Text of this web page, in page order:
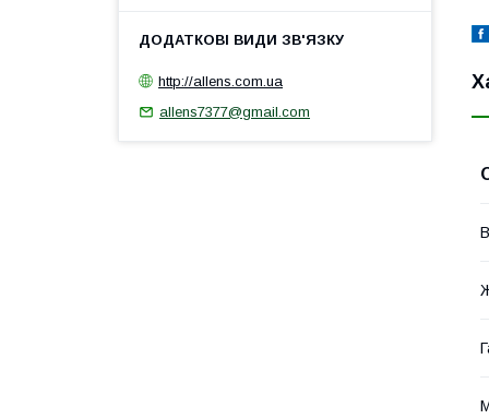
http://allens.com.ua
allens7377@gmail.com